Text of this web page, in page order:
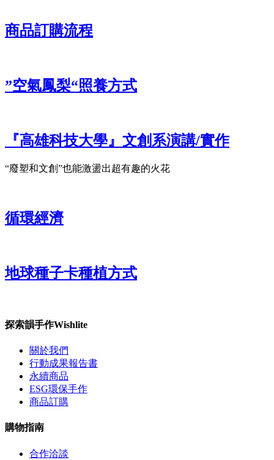
商品訂購流程
”空氣鳳梨“照養方式
『高雄科技大學』文創系演講/實作
“廢塑和文創”也能激盪出超有趣的火花
循環經濟
地球種子卡種植方式
探索韻手作Wishlite
關於我們
行動成果報告書
永續商品
ESG環保手作
商品訂購
購物指南
合作洽談